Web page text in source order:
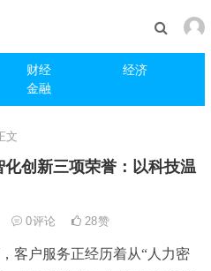
财经
经济
金融
文
创新三项荣誉：以科技温
0评论 28赞
客户服务正经历着从“人力密